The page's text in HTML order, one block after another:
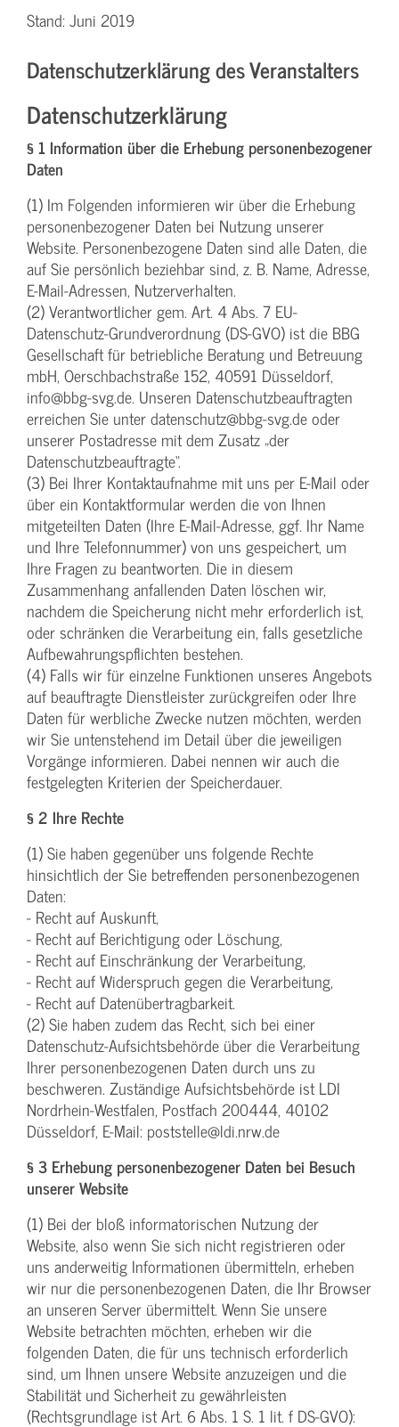
Stand: Juni 2019
Datenschutzerklärung des Veranstalters
Datenschutzerklärung
§ 1 Information über die Erhebung personenbezogener
Daten
(1) Im Folgenden informieren wir über die Erhebung
personenbezogener Daten bei Nutzung unserer
Website. Personenbezogene Daten sind alle Daten, die
auf Sie persönlich beziehbar sind, z. B. Name, Adresse,
E-Mail-Adressen, Nutzerverhalten.
(2) Verantwortlicher gem. Art. 4 Abs. 7 EU-
Datenschutz-Grundverordnung (DS-GVO) ist die BBG
Gesellschaft für betriebliche Beratung und Betreuung
mbH, Oerschbachstraße 152, 40591 Düsseldorf,
info@bbg-svg.de. Unseren Datenschutzbeauftragten
erreichen Sie unter datenschutz@bbg-svg.de oder
unserer Postadresse mit dem Zusatz „der
Datenschutzbeauftragte“.
(3) Bei Ihrer Kontaktaufnahme mit uns per E-Mail oder
über ein Kontaktformular werden die von Ihnen
mitgeteilten Daten (Ihre E-Mail-Adresse, ggf. Ihr Name
und Ihre Telefonnummer) von uns gespeichert, um
Ihre Fragen zu beantworten. Die in diesem
Zusammenhang anfallenden Daten löschen wir,
nachdem die Speicherung nicht mehr erforderlich ist,
oder schränken die Verarbeitung ein, falls gesetzliche
Aufbewahrungspflichten bestehen.
(4) Falls wir für einzelne Funktionen unseres Angebots
auf beauftragte Dienstleister zurückgreifen oder Ihre
Daten für werbliche Zwecke nutzen möchten, werden
wir Sie untenstehend im Detail über die jeweiligen
Vorgänge informieren. Dabei nennen wir auch die
festgelegten Kriterien der Speicherdauer.
§ 2 Ihre Rechte
(1) Sie haben gegenüber uns folgende Rechte
hinsichtlich der Sie betreffenden personenbezogenen
Daten:
- Recht auf Auskunft,
- Recht auf Berichtigung oder Löschung,
- Recht auf Einschränkung der Verarbeitung,
- Recht auf Widerspruch gegen die Verarbeitung,
- Recht auf Datenübertragbarkeit.
(2) Sie haben zudem das Recht, sich bei einer
Datenschutz-Aufsichtsbehörde über die Verarbeitung
Ihrer personenbezogenen Daten durch uns zu
beschweren. Zuständige Aufsichtsbehörde ist LDI
Nordrhein-Westfalen, Postfach 200444, 40102
Düsseldorf, E-Mail: poststelle@ldi.nrw.de
§ 3 Erhebung personenbezogener Daten bei Besuch
unserer Website
(1) Bei der bloß informatorischen Nutzung der
Website, also wenn Sie sich nicht registrieren oder
uns anderweitig Informationen übermitteln, erheben
wir nur die personenbezogenen Daten, die Ihr Browser
an unseren Server übermittelt. Wenn Sie unsere
Website betrachten möchten, erheben wir die
folgenden Daten, die für uns technisch erforderlich
sind, um Ihnen unsere Website anzuzeigen und die
Stabilität und Sicherheit zu gewährleisten
(Rechtsgrundlage ist Art. 6 Abs. 1 S. 1 lit. f DS-GVO):